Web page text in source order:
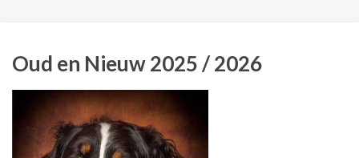
Oud en Nieuw 2025 / 2026